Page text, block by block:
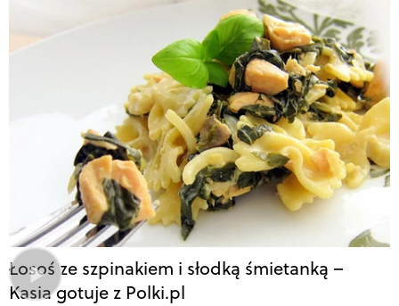
Łosoś ze szpinakiem i słodką śmietanką –
Kasia gotuje z Polki.pl